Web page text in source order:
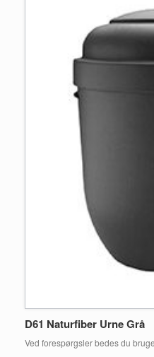
D61 Naturfiber Urne Grå
Ved forespørgsler bedes du